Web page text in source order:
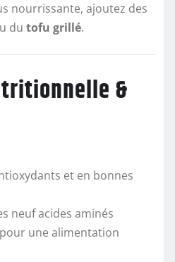
nourrissante, ajoutez des
du tofu grillé.
&
et en bonnes
neuf acides aminés
une alimentation